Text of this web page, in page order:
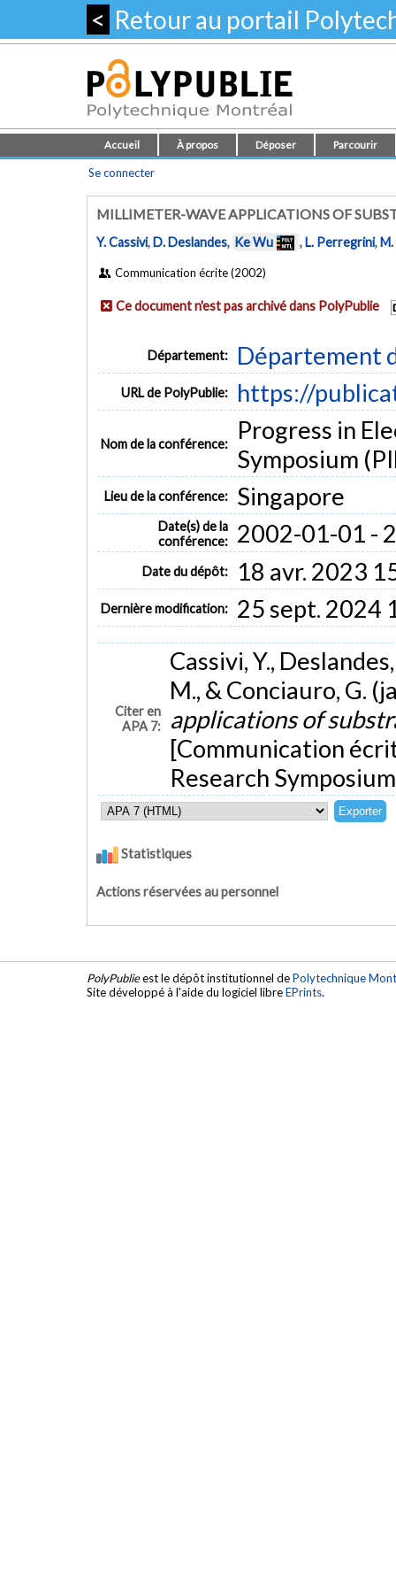
< Retour au portail
Accueil À propos Déposer Parcourir
Se connecter
MILLIMETER-WAVE APPLICATIONS OF
Y. Cassivi,D. Deslandes, Ke Wu ,L. Perregrini,
Communication écrite (2002)
Ce document n'est pas archivé dans PolyPublie
Département: Département
URL de PolyPublie: https://
Nom de la conférence:
Progress in
Symposium
Lieu de la conférence: Singapore
Date(s) de la
conférence:
2002-01-01 -
Date du dépôt: 18 avr. 2023
Dernière modification: 25 sept. 2024
Citer en
APA 7:
Cassivi, Y.,
M., & Conciauro, G.
applications of
[Communication
Research
Statistiques
Actions réservées au personnel
PolyPublieest le dépôt institutionnel dePolytechnique
Site développé à l'aide du logiciel libreEPrints.